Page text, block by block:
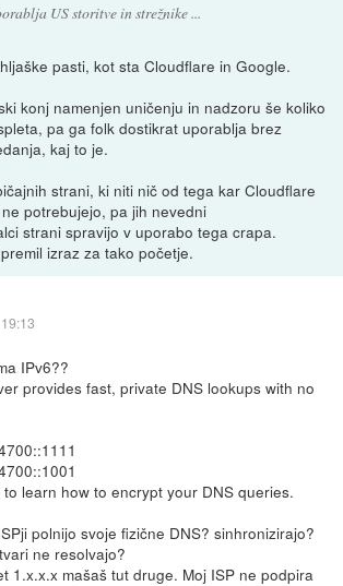
US storitve in strežnike ...
pasti, kot sta Cloudflare in Google.
konj namenjen uničenju in nadzoru še koliko
pa ga folk dostikrat uporablja brez
kaj to je.
strani, ki niti nič od tega kar Cloudflare
potrebujejo, pa jih nevedni
strani spravijo v uporabo tega crapa.
izraz za tako početje.
IPv6??
provides fast, private DNS lookups with no
learn how to encrypt your DNS queries.
polnijo svoje fizične DNS? sinhronizirajo?
ne resolvajo?
1.x.x.x mašaš tut druge. Moj ISP ne podpira